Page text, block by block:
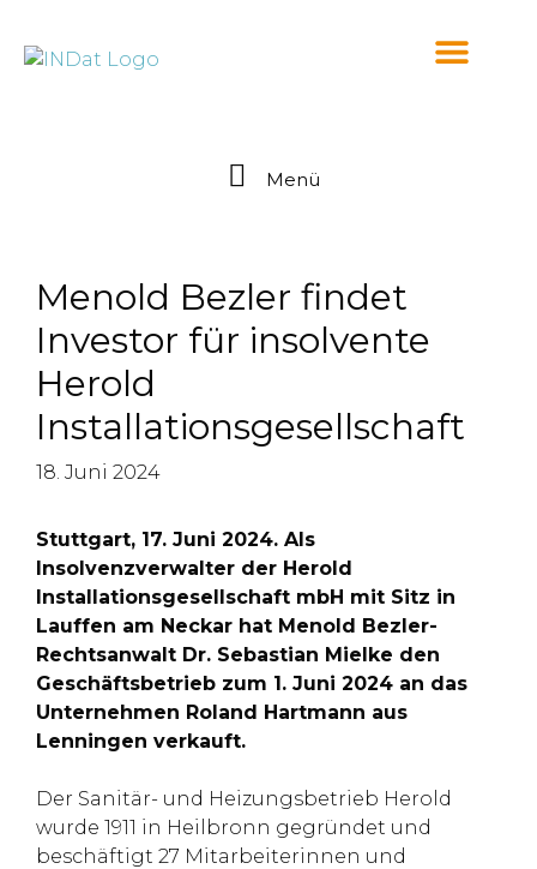
Menü
Menold Bezler findet
Investor für insolvente
Herold
Installationsgesellschaft
18. Juni 2024
Stuttgart, 17. Juni 2024. Als
Insolvenzverwalter der Herold
Installationsgesellschaft mbH mit Sitz in
Lauffen am Neckar hat Menold Bezler-
Rechtsanwalt Dr. Sebastian Mielke den
Geschäftsbetrieb zum 1. Juni 2024 an das
Unternehmen Roland Hartmann aus
Lenningen verkauft.
Der Sanitär- und Heizungsbetrieb Herold
wurde 1911 in Heilbronn gegründet und
beschäftigt 27 Mitarbeiterinnen und